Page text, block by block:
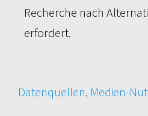
Recherche nach
erfordert.
Datenquellen, Medien-